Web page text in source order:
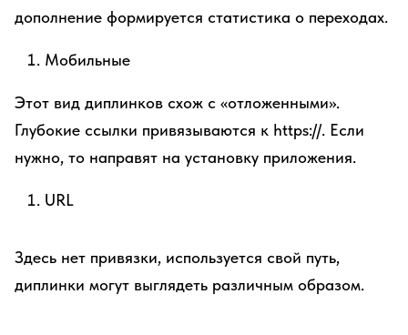
дополнение формируется статистика о переходах.
Мобильные
Этот вид диплинков схож с «отложенными».
Глубокие ссылки привязываются к https://. Если
нужно, то направят на установку приложения.
URL
Здесь нет привязки, используется свой путь,
диплинки могут выглядеть различным образом.